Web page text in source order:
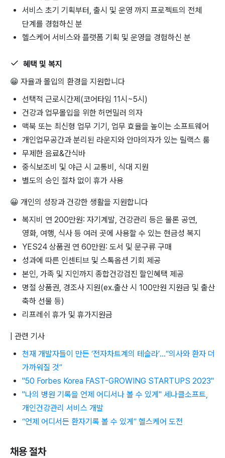
서비스 초기 기획부터, 출시 및 운영 까지 프로젝트의 전체
단계를 경험하신 분
헬스케어 서비스와 플랫폼 기획 및 운영을 경험하신 분
혜택 및 복지
😁 자율과 몰입의 환경을 지원합니다
선택적 근로시간제(코어타임 11시~5시)
건강과 업무몰입을 위한 허먼밀러 의자
맥북 또는 최신형 업무 기기, 업무 효율을 높이는 소프트웨어
개인업무공간과 분리된 라운지와 안마의자가 있는 릴랙스 룸
무제한 음료&간식바
중식보조비 및 야근 시 교통비, 식대 지원
별도의 승인 절차 없이 휴가 사용
😀 개인의 성장과 건강한 생활을 지원합니다
복지비 연 200만원: 자기계발, 건강관리 등은 물론 공연,
영화, 여행, 식사 등 여러 곳에 사용할 수 있는 현금성 복지
YES24 상품권 연 60만원: 도서 및 문구류 구매
성과에 따른 인센티브 및 스톡옵션 기회 제공
본인, 가족 및 지인까지 종합건강검진 할인혜택 제공
명절 상품권, 경조사 지원(ex.출산 시 100만원 지원금 및 출산
축하 선물 등)
리프레쉬 휴가 및 휴가지원금
| 관련 기사
천재 개발자들이 만든 ‘전자차트계의 테슬라’...“의사와 환자 더
가까워질 것”
"50 Forbes Korea FAST-GROWING STARTUPS 2023"
"나의 병원 기록을 언제 어디서나 볼 수 있게" 세나클소프트,
개인건강관리 서비스 개발
“언제 어디서든 환자기록 볼 수 있게” 헬스케어 도전
채용 절차